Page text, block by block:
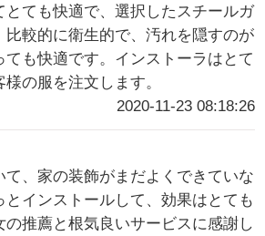
とても快適で、選択したスチールガ
比較的に衛生的で、汚れを隠すのが
も快適です。インストーラはとて
の服を注文します。
2020-11-23 08:18:26
て、家の装飾がまだよくできていな
とインストールして、効果はとても
推薦と根気良いサービスに感謝し